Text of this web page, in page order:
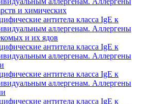
и химических
антитела класса IgE к
аллергенам. Аллергены
и их ядов
антитела класса IgE к
аллергенам. Аллергены
антитела класса IgE к
аллергенам. Аллергены
антитела класса IgE к